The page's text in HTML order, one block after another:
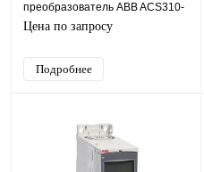
преобразователь ABB ACS310-
03E-09A7-4, 4кВт, 380В
Цена по запросу
Подробнее